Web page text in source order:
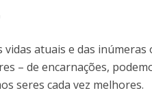
vidas atuais e das
– de encarnações,
seres cada vez melhores.